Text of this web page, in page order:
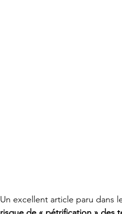
Un excellent article paru dans